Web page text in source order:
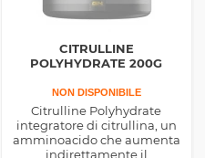
CITRULLINE
POLYHYDRATE 200G
NON DISPONIBILE
Citrulline Polyhydrate
integratore di citrullina, un
amminoacido che aumenta
indirettamente il